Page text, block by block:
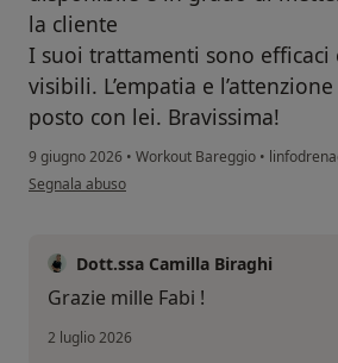
la cliente
I suoi trattamenti sono efficaci
visibili. L’empatia e
posto con lei. Bravissima!
9 giugno 2026 • Workout Bareggio •
secondo l'opinione dell'utente Fabiana Larosa
Segnala abuso
Dott.ssa Camilla Biraghi
Grazie mille Fabi !
2 luglio 2026